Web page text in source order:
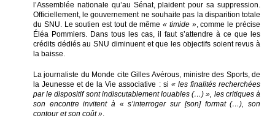
l’Assemblée nationale qu’au Sénat, plaident pour sa suppression.
Officiellement, le gouvernement ne souhaite pas la disparition totale
du SNU. Le soutien est tout de même« timide », comme le précise
Éléa Pommiers. Dans tous les cas, il faut s’attendre à ce que les
crédits dédiés au SNU diminuent et que les objectifs soient revus à
la baisse.
La journaliste du Monde cite Gilles Avérous, ministre des Sports, de
la Jeunesse et de la Vie associative : si « les finalités recherchées
par le dispositif sont indiscutablement louables (…) », les critiques à
son encontre invitent à « s’interroger sur [son] format (…), son
contour et son coût ».